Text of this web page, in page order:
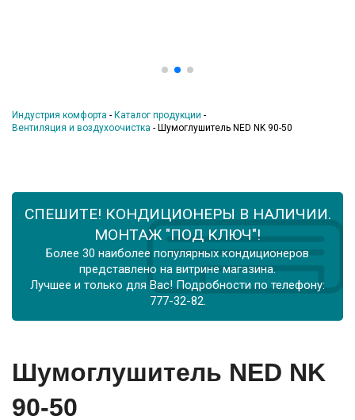
Индустрия комфорта - Каталог продукции -
Вентиляция и воздухоочистка - Шумоглушитель NED NK 90-50
СПЕШИТЕ! КОНДИЦИОНЕРЫ В НАЛИЧИИ.
МОНТАЖ "ПОД КЛЮЧ"!
Более 30 наиболее популярных кондиционеров
представлено на витрине магазина.
Лучшее и только для Вас! Подробности по телефону:
777-32-82.
Шумоглушитель NED NK
90-50